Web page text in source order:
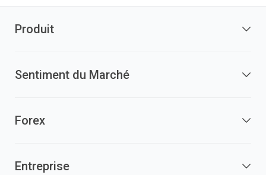
Produit
Sentiment du Marché
Forex
Entreprise